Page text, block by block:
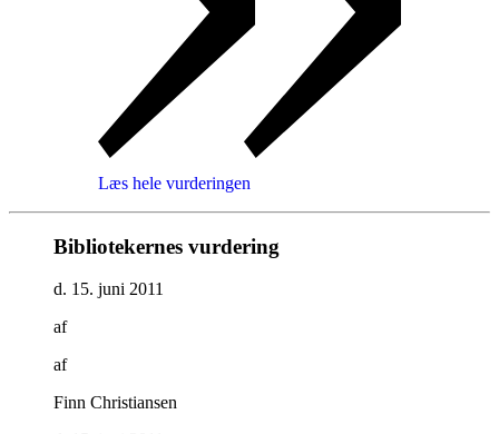
Læs hele vurderingen
Bibliotekernes vurdering
d. 15. juni 2011
af
af
Finn Christiansen